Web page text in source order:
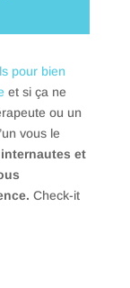
pour bien
et si ça ne
ou un
vous le
et
Check-it